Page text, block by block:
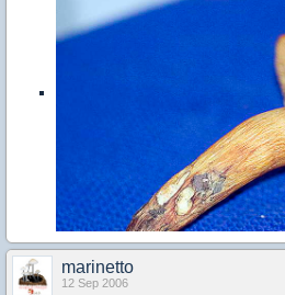
marinetto
12 Sep 2006